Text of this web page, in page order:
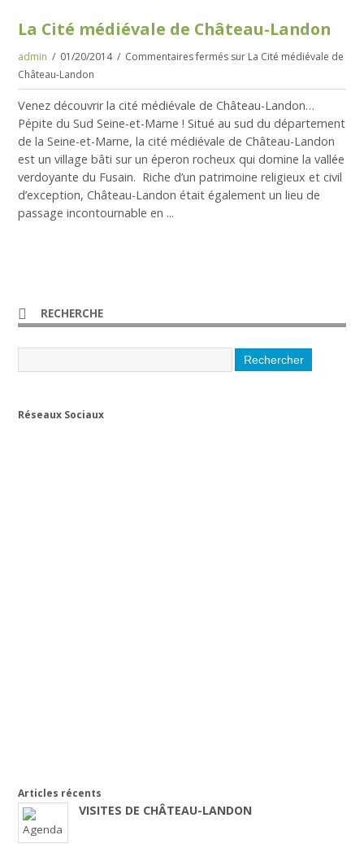
La Cité médiévale de Château-Landon
admin 01/20/2014 Commentaires ferméssur La Cité médiévale de
Château-Landon
Venez découvrir la cité médiévale de Château-Landon…
Pépite du Sud Seine-et-Marne ! Situé au sud du département
de la Seine-et-Marne, la cité médiévale de Château-Landon
est un village bâti sur un éperon rocheux qui domine la vallée
verdoyante du Fusain. Riche d’un patrimoine religieux et civil
d’exception, Château-Landon était également un lieu de
passage incontournable en ...
RECHERCHE
Réseaux Sociaux
Articles récents
VISITES DE CHÂTEAU-LANDON